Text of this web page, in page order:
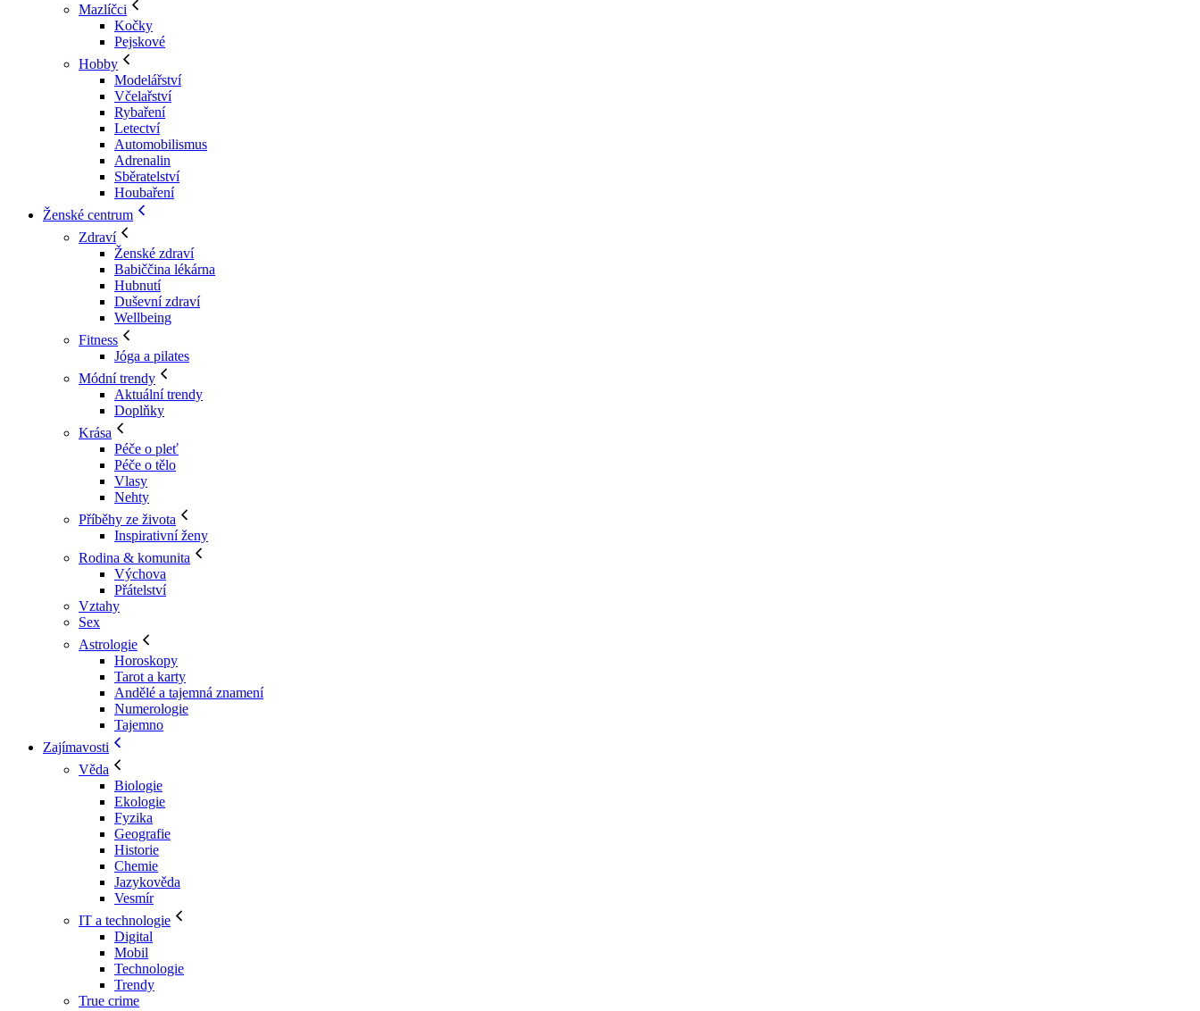
Mazlíčci
Kočky
Pejskové
Hobby
Modelářství
Včelařství
Rybaření
Letectví
Automobilismus
Adrenalin
Sběratelství
Houbaření
Ženské centrum
Zdraví
Ženské zdraví
Babiččina lékárna
Hubnutí
Duševní zdraví
Wellbeing
Fitness
Jóga a pilates
Módní trendy
Aktuální trendy
Doplňky
Krása
Péče o pleť
Péče o tělo
Vlasy
Nehty
Příběhy ze života
Inspirativní ženy
Rodina & komunita
Výchova
Přátelství
Vztahy
Sex
Astrologie
Horoskopy
Tarot a karty
Andělé a tajemná znamení
Numerologie
Tajemno
Zajímavosti
Věda
Biologie
Ekologie
Fyzika
Geografie
Historie
Chemie
Jazykověda
Vesmír
IT a technologie
Digital
Mobil
Technologie
Trendy
True crime